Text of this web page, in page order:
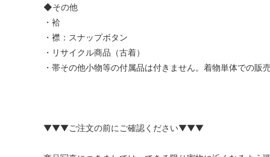
◆その他
・袷
・襟：スナップボタン
・リサイクル商品（古着）
・帯その他小物等の付属品は付きません。着物単体での販
▼▼▼ご注文の前にご確認ください▼▼▼